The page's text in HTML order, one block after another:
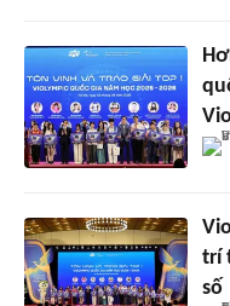
trí
số